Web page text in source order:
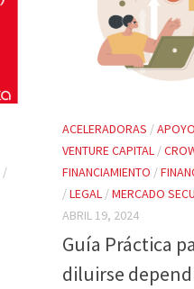
/
ACELERADORAS /APOYO
VENTURE CAPITAL /
FINANCIAMIENTO /
/LEGAL /MERCADO
ABRIL 19, 2024
Guía Práctica
diluirse